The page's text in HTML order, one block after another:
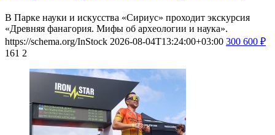
В Парке науки и искусства «Сириус» проходит экскурсия
«Древняя фанагория. Мифы об археологии и наука».
https://schema.org/InStock 2026-08-04T13:24:00+03:00 300 600 ₽
161 2